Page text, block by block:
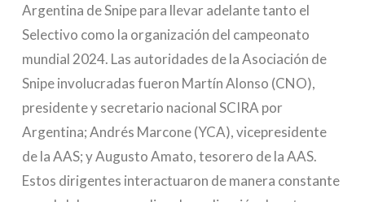
Argentina de Snipe para llevar adelante tanto el
Selectivo como la organización del campeonato
mundial 2024. Las autoridades de la Asociación de
Snipe involucradas fueron Martín Alonso (CNO),
presidente y secretario nacional SCIRA por
Argentina; Andrés Marcone (YCA), vicepresidente
de la AAS; y Augusto Amato, tesorero de la AAS.
Estos dirigentes interactuaron de manera constante